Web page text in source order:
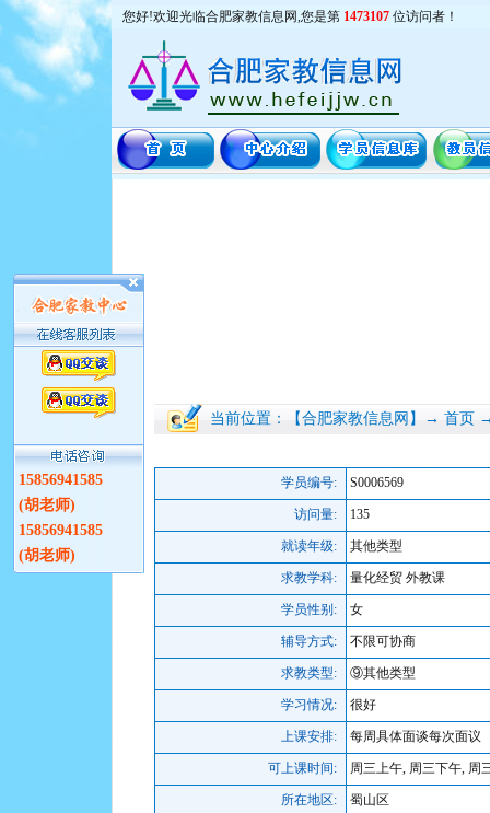
您好!欢迎光临合肥家教信息网,您是第 1473107 位访问者！
当前位置：【合肥家教信息网】→ 首页
学员编号: S0006569
访问量: 135
就读年级: 其他类型
求教学科: 量化经贸 外教课
学员性别: 女
辅导方式: 不限可协商
求教类型: ⑨其他类型
学习情况: 很好
上课安排: 每周具体面谈每次面议
可上课时间: 周三上午, 周三下午, 周
所在地区: 蜀山区
15856941585
(胡老师)
15856941585
(胡老师)